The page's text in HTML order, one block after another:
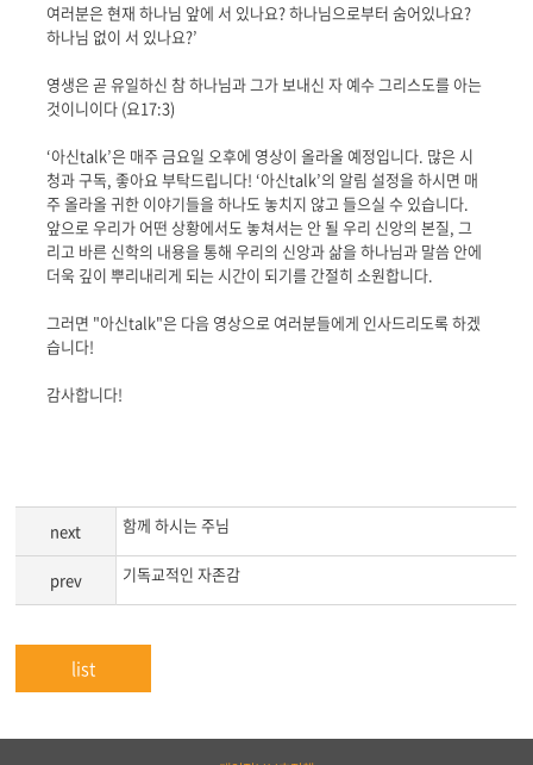
여러분은 현재 하나님 앞에 서 있나요? 하나님으로부터 숨어있나요?
하나님 없이 서 있나요?’
영생은 곧 유일하신 참 하나님과 그가 보내신 자 예수 그리스도를 아는
것이니이다 (요17:3)
‘아신talk’은 매주 금요일 오후에 영상이 올라올 예정입니다. 많은 시
청과 구독, 좋아요 부탁드립니다! ‘아신talk’의 알림 설정을 하시면 매
주 올라올 귀한 이야기들을 하나도 놓치지 않고 들으실 수 있습니다.
앞으로 우리가 어떤 상황에서도 놓쳐서는 안 될 우리 신앙의 본질, 그
리고 바른 신학의 내용을 통해 우리의 신앙과 삶을 하나님과 말씀 안에
더욱 깊이 뿌리내리게 되는 시간이 되기를 간절히 소원합니다.
그러면 "아신talk"은 다음 영상으로 여러분들에게 인사드리도록 하겠
습니다!
감사합니다!
next 함께 하시는 주님
prev 기독교적인 자존감
list